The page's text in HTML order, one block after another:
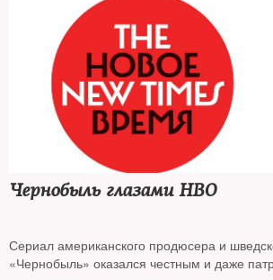
Чернобыль глазами HBO
Сериал американского продюсера и
«Чернобыль» оказался честным и даже